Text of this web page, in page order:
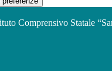
Comprensivo Statale